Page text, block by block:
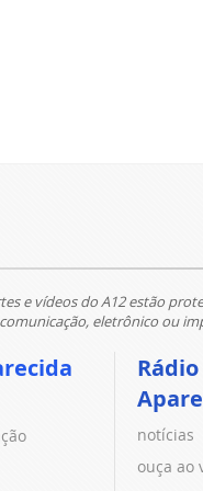
e vídeos do A12 estão
eletrônico ou
Rádio
notícias
ouça ao